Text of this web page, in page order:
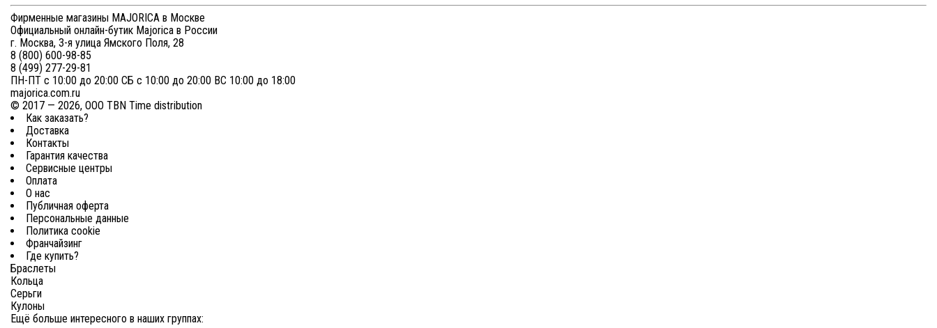
Фирменные магазины MAJORICA в Москве
Официальный онлайн-бутик Majorica в России
г. Москва, 3-я улица Ямского Поля, 28
8 (800) 600-98-85
8 (499) 277-29-81
ПН-ПТ с 10:00 до 20:00 СБ с 10:00 до 20:00 ВС 10:00 до 18:00
majorica.com.ru
© 2017 — 2026, ООО TBN Time distribution
Как заказать?
Доставка
Контакты
Гарантия качества
Сервисные центры
Оплата
О нас
Публичная оферта
Персональные данные
Политика cookie
Франчайзинг
Где купить?
Браслеты
Кольца
Серьги
Кулоны
Ещё больше интересного в наших группах: